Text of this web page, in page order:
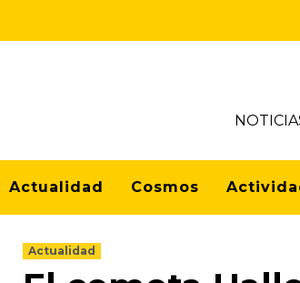
Actualidad Cosmos
Actualidad